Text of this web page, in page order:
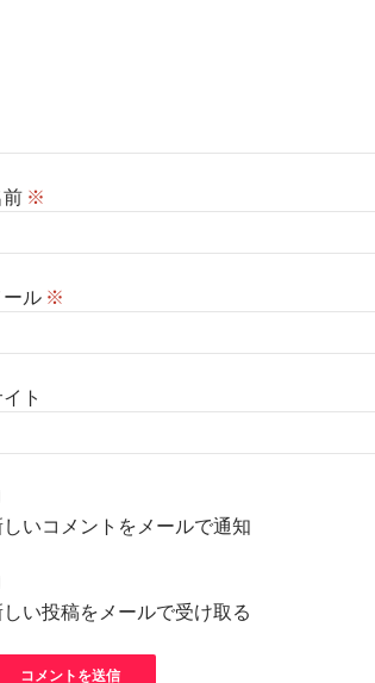
※
ール ※
ト
しいコメントをメールで通知
しい投稿をメールで受け取る